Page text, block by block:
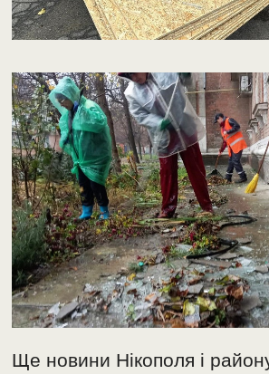
Ще новини Нікополя і